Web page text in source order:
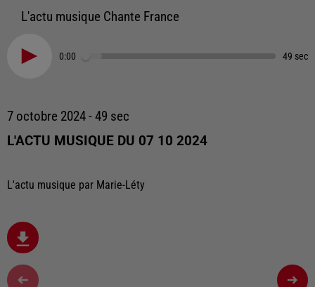
L'actu musique Chante France
0:00 49 sec
7 octobre 2024 - 49 sec
L'ACTU MUSIQUE DU 07 10 2024
L'actu musique par Marie-Léty